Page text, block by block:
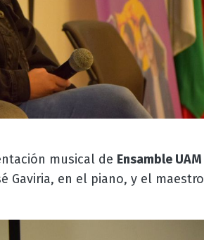
musical de Ensamble UAM
Gaviria, en el piano, y el maestro